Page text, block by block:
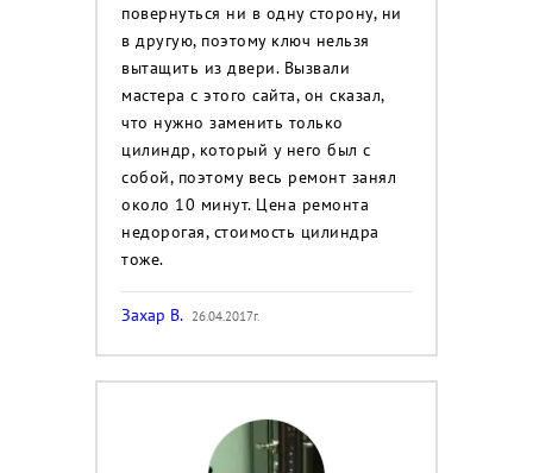
повернуться ни в одну сторону, ни
в другую, поэтому ключ нельзя
вытащить из двери. Вызвали
мастера с этого сайта, он сказал,
что нужно заменить только
цилиндр, который у него был с
собой, поэтому весь ремонт занял
около 10 минут. Цена ремонта
недорогая, стоимость цилиндра
тоже.
Захар В. 26.04.2017г.